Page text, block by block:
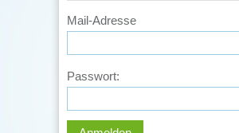
Mail-Adresse
Passwort: